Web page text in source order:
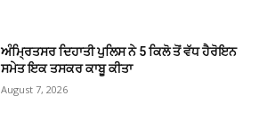
ਅੰਮ੍ਰਿਤਸਰ ਦਿਹਾਤੀ ਪੁਲਿਸ ਨੇ 5 ਕਿਲੋ ਤੋਂ ਵੱਧ ਹੈਰੋਇਨ
ਸਮੇਤ ਇਕ ਤਸਕਰ ਕਾਬੂ ਕੀਤਾ
August 7, 2026